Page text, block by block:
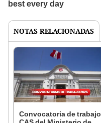
NOTAS RELACIONADAS
Convocatoria de trabajo